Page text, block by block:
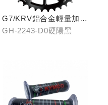
G7/KRV鋁合金輕量加大
齒盤42T-硬陽黑
GH-2243-D0硬陽黑